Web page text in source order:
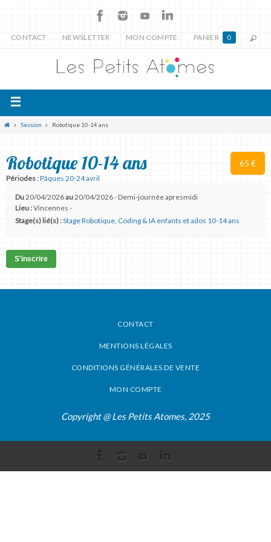
CONTACT NEWSLETTER MON COMPTE PANIER 0
Session Robotique 10-14 ans
65 €
Robotique 10-14 ans
Périodes :Pâques 20-24 avril
Du20/04/2026au20/04/2026 - Demi-journée apresmidi
Lieu :Vincennes -
Stage(s) lié(s) :Stage Robotique, Coding & IA enfants et ados 10-14 ans
S'inscrire
CONTACT
MENTIONS LÉGALES
CONDITIONS GÉNÉRALES DE VENTE
MON COMPTE
Copyright @ Les Petits Atomes, 2025